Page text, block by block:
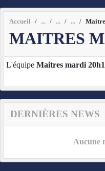
Accueil
MAITRES
L'équipe Maitres mardi
DERNIÈRES NEWS
Aucune